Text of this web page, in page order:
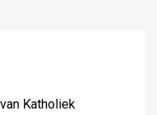
Katholiek